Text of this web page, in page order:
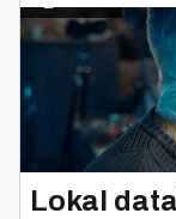
Lokal